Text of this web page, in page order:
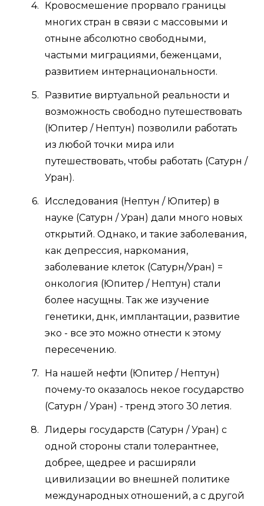
Кровосмешение прорвало границы
многих стран в связи с массовыми и
отныне абсолютно свободными,
частыми миграциями, беженцами,
развитием интернациональности.
Развитие виртуальной реальности и
возможность свободно путешествовать
(Юпитер / Нептун) позволили работать
из любой точки мира или
путешествовать, чтобы работать (Сатурн /
Уран).
Исследования (Нептун / Юпитер) в
науке (Сатурн / Уран) дали много новых
открытий. Однако, и такие заболевания,
как депрессия, наркомания,
заболевание клеток (Сатурн/Уран) =
онкология (Юпитер / Нептун) стали
более насущны. Так же изучение
генетики, днк, имплантации, развитие
эко - все это можно отнести к этому
пересечению.
На нашей нефти (Юпитер / Нептун)
почему-то оказалось некое государство
(Сатурн / Уран) - тренд этого 30 летия.
Лидеры государств (Сатурн / Уран) с
одной стороны стали толерантнее,
добрее, щедрее и расширяли
цивилизации во внешней политике
международных отношений, а с другой